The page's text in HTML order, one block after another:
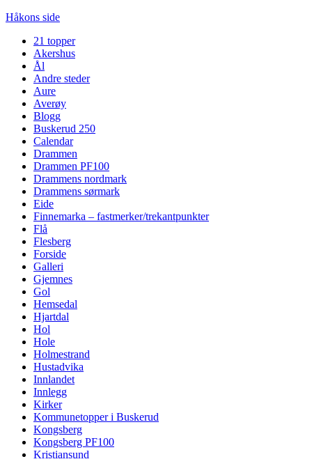
Håkons side
21 topper
Akershus
Ål
Andre steder
Aure
Averøy
Blogg
Buskerud 250
Calendar
Drammen
Drammen PF100
Drammens nordmark
Drammens sørmark
Eide
Finnemarka – fastmerker/trekantpunkter
Flå
Flesberg
Forside
Galleri
Gjemnes
Gol
Hemsedal
Hjartdal
Hol
Hole
Holmestrand
Hustadvika
Innlandet
Innlegg
Kirker
Kommunetopper i Buskerud
Kongsberg
Kongsberg PF100
Kristiansund